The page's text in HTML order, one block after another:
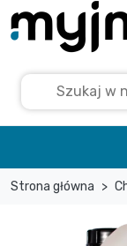
Strona główna